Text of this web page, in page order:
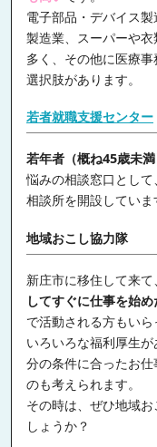
電子部品・デバイス
製造業、スーパーや
多く、その他に医療
選択肢があります。
若者就職支援センター
若年者（概ね45歳未満
悩みの相談窓口として、
相談所を開設していま
地域おこし協力隊
新庄市に移住して来て
してすぐに仕事を始め
で活動される方もいら
いろいろな福利厚生
分の条件に合ったお
のも考えられます。
その時は、ぜひ地域
しょうか？